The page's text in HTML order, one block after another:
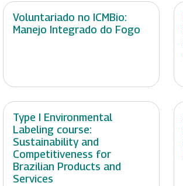
Voluntariado no ICMBio:
Manejo Integrado do Fogo
Type I Environmental
Labeling course:
Sustainability and
Competitiveness for
Brazilian Products and
Services